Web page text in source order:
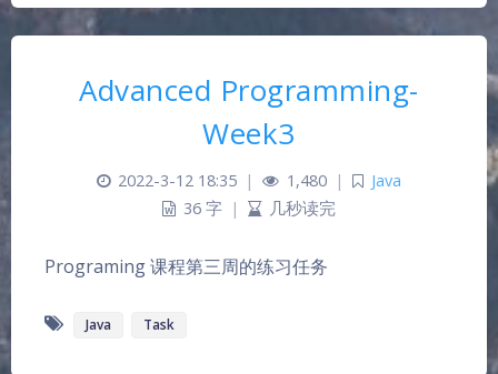
Advanced Programming-
Week3
2022-3-12 18:35 | 1,480 |
Java
36 字 | 几秒读完
Programing 课程第三周的练习任务
Java Task